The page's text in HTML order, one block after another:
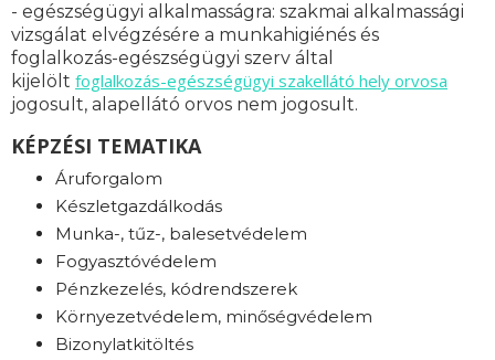
- egészségügyi alkalmasságra: szakmai alkalmassági
vizsgálat elvégzésére a munkahigiénés és
foglalkozás-egészségügyi szerv által
kijelölt foglalkozás-egészségügyi szakellátó hely orvosa
jogosult, alapellátó orvos nem jogosult.
KÉPZÉSI TEMATIKA
Áruforgalom
Készletgazdálkodás
Munka-, tűz-, balesetvédelem
Fogyasztóvédelem
Pénzkezelés, kódrendszerek
Környezetvédelem, minőségvédelem
Bizonylatkitöltés